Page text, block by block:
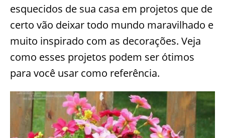
esquecidos de sua casa em projetos que de
certo vão deixar todo mundo maravilhado e
muito inspirado com as decorações. Veja
como esses projetos podem ser ótimos
para você usar como referência.